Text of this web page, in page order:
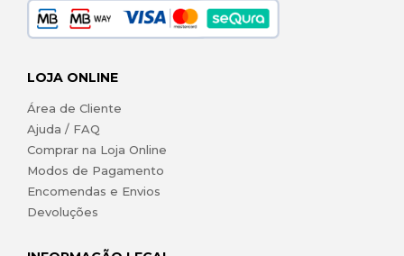
LOJA ONLINE
Área de Cliente
Ajuda / FAQ
Comprar na Loja Online
Modos de Pagamento
Encomendas e Envios
Devoluções